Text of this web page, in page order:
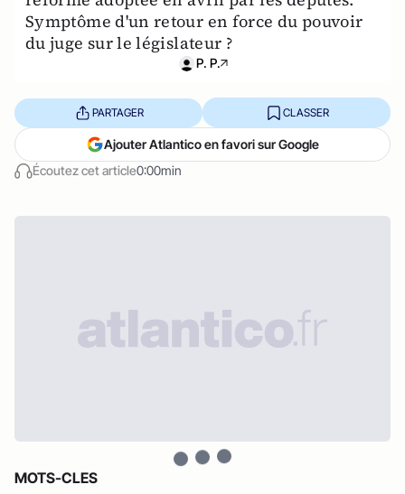
Symptôme d'un retour en force du pouvoir
du juge sur le législateur ?
P. P.
Écoutez cet article0:00min
PARTAGER CLASSER
Ajouter Atlantico en favori sur Google
MOTS-CLES